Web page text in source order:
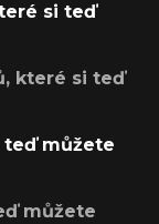
si teď
které si teď
teď můžete
můžete